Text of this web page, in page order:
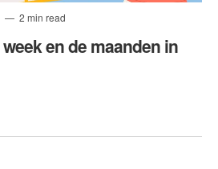
2 min read
en de maanden in